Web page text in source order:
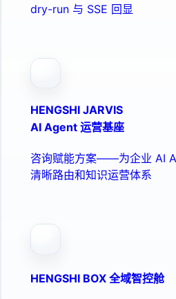
dry-run 与 SSE 回显
HENGSHI JARVIS
AI Agent 运营基座
咨询赋能方案——为企业 AI
清晰路由和知识运营体系
HENGSHI BOX 全域智控舱